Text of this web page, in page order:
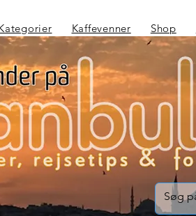
Kaffevenner Shop